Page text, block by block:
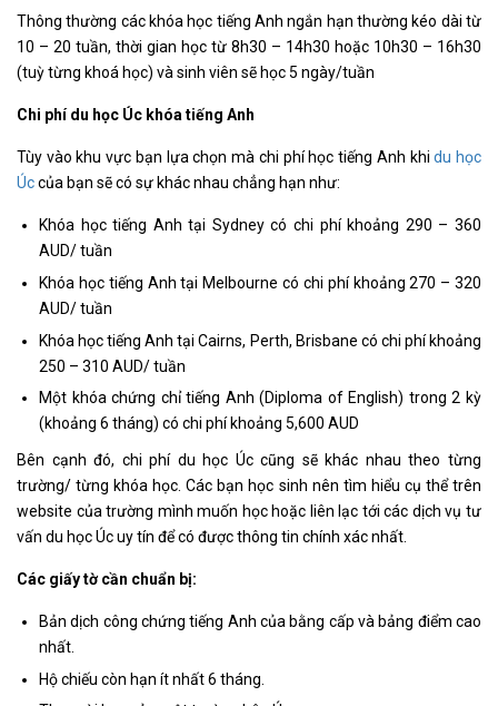
Thông thường các khóa học tiếng Anh ngắn hạn thường kéo dài từ
10 – 20 tuần, thời gian học từ 8h30 – 14h30 hoặc 10h30 – 16h30
(tuỳ từng khoá học) và sinh viên sẽ học 5 ngày/tuần
Chi phí du học Úc khóa tiếng Anh
Tùy vào khu vực bạn lựa chọn mà chi phí học tiếng Anh khidu học
Úccủa bạn sẽ có sự khác nhau chẳng hạn như:
Khóa học tiếng Anh tại Sydney có chi phí khoảng 290 – 360
AUD/ tuần
Khóa học tiếng Anh tại Melbourne có chi phí khoảng 270 – 320
AUD/ tuần
Khóa học tiếng Anh tại Cairns, Perth, Brisbane có chi phí khoảng
250 – 310 AUD/ tuần
Một khóa chứng chỉ tiếng Anh (Diploma of English) trong 2 kỳ
(khoảng 6 tháng) có chi phí khoảng 5,600 AUD
Bên cạnh đó, chi phí du học Úc cũng sẽ khác nhau theo từng
trường/ từng khóa học. Các bạn học sinh nên tìm hiểu cụ thể trên
website của trường mình muốn học hoặc liên lạc tới các dịch vụ tư
vấn du học Úc uy tín để có được thông tin chính xác nhất.
Các giấy tờ cần chuẩn bị:
Bản dịch công chứng tiếng Anh của bằng cấp và bảng điểm cao
nhất.
Hộ chiếu còn hạn ít nhất 6 tháng.